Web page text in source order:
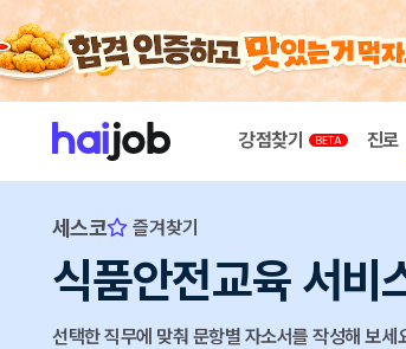
강점찾기 진로
세스코 즐겨찾기
식품안전교육 서비
선택한 직무에 맞춰 문항별 자소서를 작성해 보세